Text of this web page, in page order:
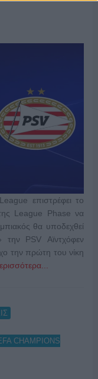
επιστρέφει το
League Phase να
θα υποδεχθεί
PSV Αϊντχόφεν
την πρώτη του νίκη
CHAMPIONS